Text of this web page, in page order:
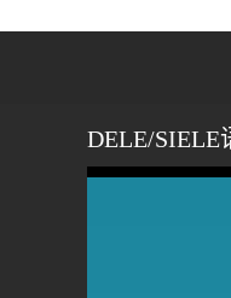
DELE/SIELE